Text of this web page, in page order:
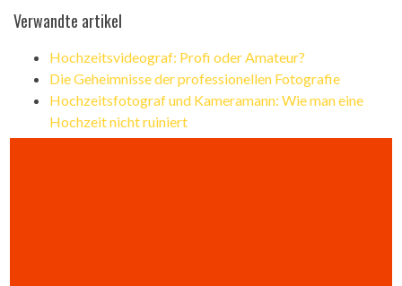
Verwandte artikel
Hochzeitsvideograf: Profi oder Amateur?
Die Geheimnisse der professionellen Fotografie
Hochzeitsfotograf und Kameramann: Wie man eine
Hochzeit nicht ruiniert